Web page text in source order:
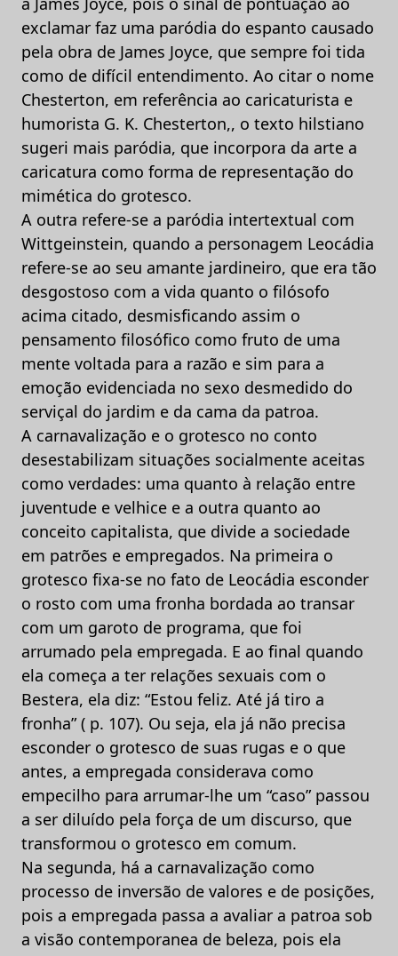
exclamar faz uma paródia do espanto causado
pela obra de James Joyce, que sempre foi tida
como de difícil entendimento. Ao citar o nome
Chesterton, em referência ao caricaturista e
humorista G. K. Chesterton,, o texto hilstiano
sugeri mais paródia, que incorpora da arte a
caricatura como forma de representação do
mimética do grotesco.
A outra refere-se a paródia intertextual com
Wittgeinstein, quando a personagem Leocádia
refere-se ao seu amante jardineiro, que era tão
desgostoso com a vida quanto o filósofo
acima citado, desmisficando assim o
pensamento filosófico como fruto de uma
mente voltada para a razão e sim para a
emoção evidenciada no sexo desmedido do
serviçal do jardim e da cama da patroa.
A carnavalização e o grotesco no conto
desestabilizam situações socialmente aceitas
como verdades: uma quanto à relação entre
juventude e velhice e a outra quanto ao
conceito capitalista, que divide a sociedade
em patrões e empregados. Na primeira o
grotesco fixa-se no fato de Leocádia esconder
o rosto com uma fronha bordada ao transar
com um garoto de programa, que foi
arrumado pela empregada. E ao final quando
ela começa a ter relações sexuais com o
Bestera, ela diz: “Estou feliz. Até já tiro a
fronha” ( p. 107). Ou seja, ela já não precisa
esconder o grotesco de suas rugas e o que
antes, a empregada considerava como
empecilho para arrumar-lhe um “caso” passou
a ser diluído pela força de um discurso, que
transformou o grotesco em comum.
Na segunda, há a carnavalização como
processo de inversão de valores e de posições,
pois a empregada passa a avaliar a patroa sob
a visão contemporanea de beleza, pois ela